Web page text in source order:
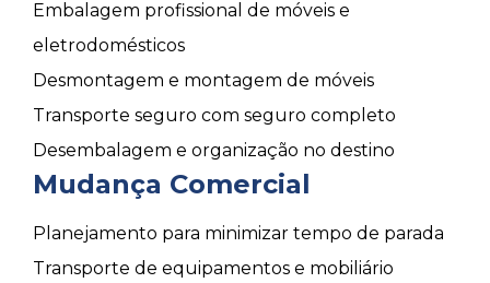
Embalagem profissional de móveis e
eletrodomésticos
Desmontagem e montagem de móveis
Transporte seguro com seguro completo
Desembalagem e organização no destino
Mudança Comercial
Planejamento para minimizar tempo de parada
Transporte de equipamentos e mobiliário